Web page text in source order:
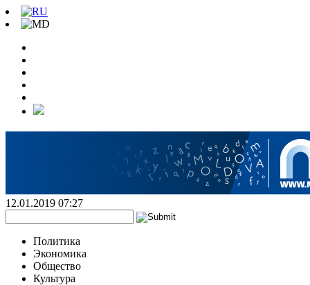
12.01.2019 07:27
Политика
Экономика
Общество
Культура